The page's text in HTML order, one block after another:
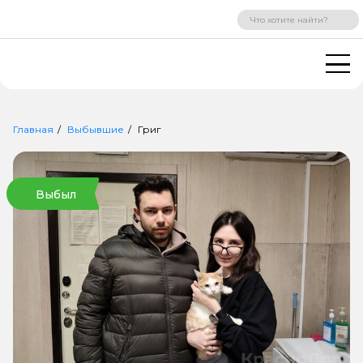
ВХОД РЕГИСТРАЦИЯ
Главная Выбывшие Григ
Выбыл